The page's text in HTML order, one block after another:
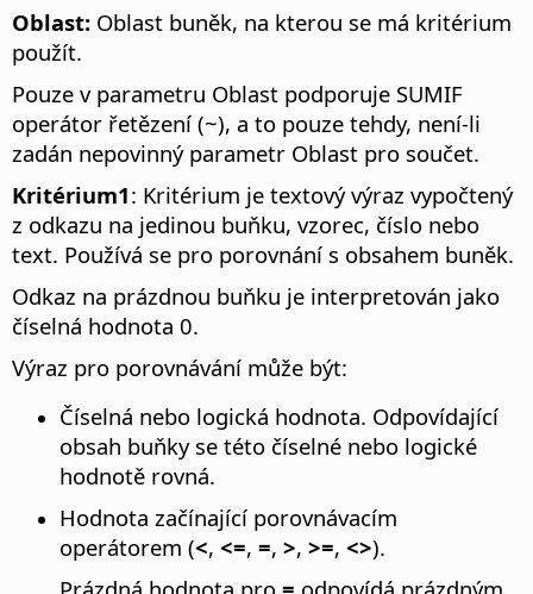
Oblast: Oblast buněk, na kterou se má kritérium
použít.
Pouze v parametru Oblast podporuje SUMIF
operátor řetězení (~), a to pouze tehdy, není-li
zadán nepovinný parametr Oblast pro součet.
Kritérium1: Kritérium je textový výraz vypočtený
z odkazu na jedinou buňku, vzorec, číslo nebo
text. Používá se pro porovnání s obsahem buněk.
Odkaz na prázdnou buňku je interpretován jako
číselná hodnota 0.
Výraz pro porovnávání může být:
Číselná nebo logická hodnota. Odpovídající
obsah buňky se této číselné nebo logické
hodnotě rovná.
Hodnota začínající porovnávacím
operátorem (<, <=, =, >, >=, <>).